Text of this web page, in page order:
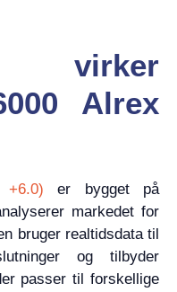
virker
Alrex
er bygget på
markedet for
bruger realtidsdata til
og tilbyder
passer til forskellige